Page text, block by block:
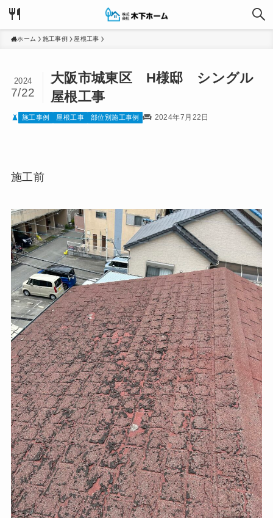
ホーム 施工事例 屋根工事
大阪市城東区 H様邸 シングル
屋根工事
2024
7/22
施工事例 屋根工事 部位別施工事例 2024年7月22日
施工前